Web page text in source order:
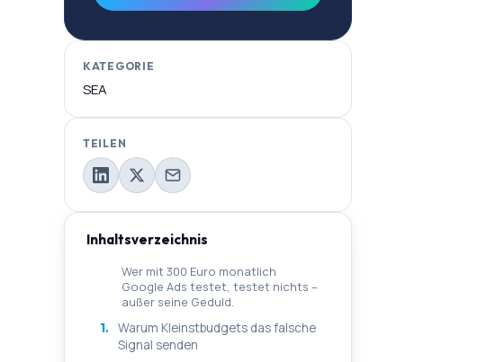
KATEGORIE
SEA
TEILEN
Inhaltsverzeichnis
Wer mit 300 Euro monatlich
Google Ads testet, testet nichts –
außer seine Geduld.
1.
Warum Kleinstbudgets das falsche
Signal senden